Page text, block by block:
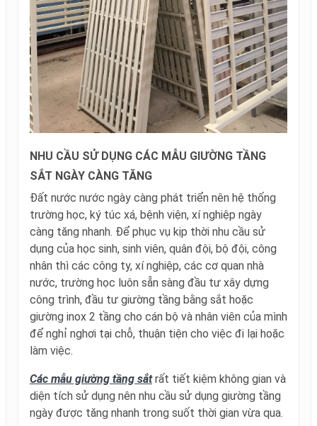
NHU CẦU SỬ DỤNG CÁC MẪU GIƯỜNG TẦNG
SẮT NGÀY CÀNG TĂNG
Đất nước nước ngày càng phát triển nên hệ thống
trường học, ký túc xá, bệnh viện, xí nghiệp ngày
càng tăng nhanh. Để phục vụ kịp thời nhu cầu sử
dụng của học sinh, sinh viên, quân đội, bộ đội, công
nhân thì các công ty, xí nghiệp, các cơ quan nhà
nước, trường học luôn sẵn sàng đầu tư xây dựng
công trình, đầu tư giường tầng bằng sắt hoặc
giường inox 2 tầng cho cán bộ và nhân viên của mình
để nghỉ nghơi tại chỗ, thuận tiện cho việc đi lại hoặc
làm việc.
Các mẫu giường tầng sắtrất tiết kiệm không gian và
diện tích sử dụng nên nhu cầu sử dụng giường tầng
ngày được tăng nhanh trong suốt thời gian vừa qua.